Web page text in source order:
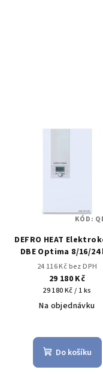
DEFRO HEAT
DBE Optima 8/16/24
24 116 Kč bez DPH
29 180 Kč
Měrná
cena:
29 180 Kč / 1 ks
Na objednávku
hodnocení
produktu
Do košíku
KÓD: